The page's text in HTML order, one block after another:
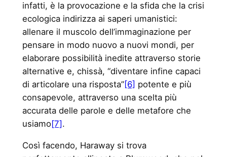
infatti, è la provocazione e la sfida che la crisi
ecologica indirizza ai saperi umanistici:
allenare il muscolo dell’immaginazione per
pensare in modo nuovo a nuovi mondi, per
elaborare possibilità inedite attraverso storie
alternative e, chissà, “diventare infine capaci
di articolare una risposta”[6] potente e più
consapevole, attraverso una scelta più
accurata delle parole e delle metafore che
usiamo[7].
Così facendo, Haraway si trova